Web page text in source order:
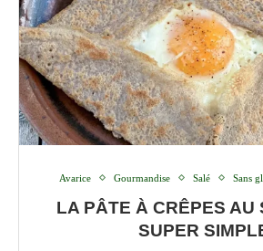
Avarice Gourmandise Salé Sans
LA PÂTE À CRÊPES AU
SUPER